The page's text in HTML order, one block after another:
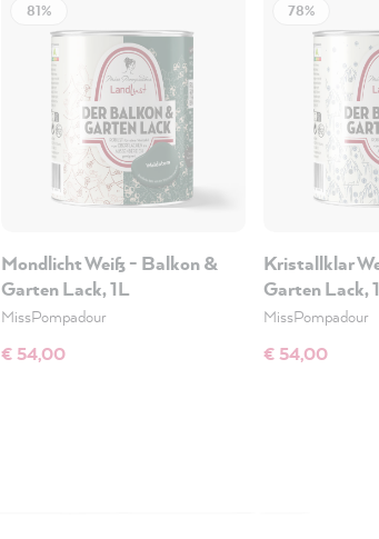
81%
Mondlicht Weiß - Balkon &
Garten Lack, 1L
MissPompadour
€ 54,00
78%
Kristallklar
Garten Lack,
MissPompadour
€ 54,00